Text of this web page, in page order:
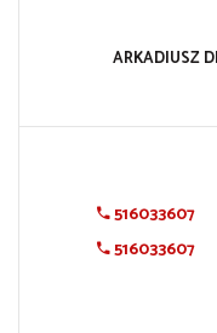
ARKADIUSZ
516033607
516033607